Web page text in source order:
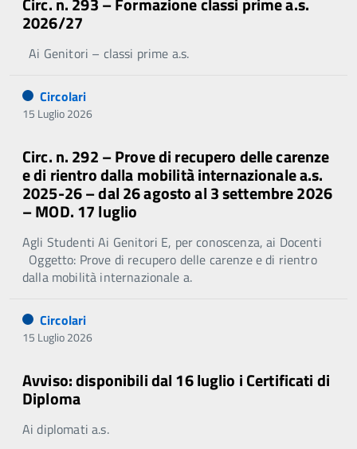
2026/27
Ai Genitori – classi prime a.s.
Circolari
15 Luglio 2026
Circ. n. 292 – Prove di recupero delle carenze
e di rientro dalla mobilità internazionale a.s.
2025-26 – dal 26 agosto al 3 settembre 2026
– MOD. 17 luglio
Agli Studenti Ai Genitori E, per conoscenza, ai Docenti
Oggetto: Prove di recupero delle carenze e di rientro
dalla mobilità internazionale a.
Circolari
15 Luglio 2026
Avviso: disponibili dal 16 luglio i Certificati di
Diploma
Ai diplomati a.s.